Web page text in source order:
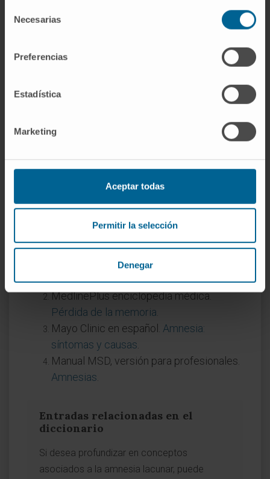
Necesarias
Preferencias
Estadística
Marketing
Aceptar todas
Permitir la selección
Denegar
impide la consolidación de los recuerdos
correspondientes a ese intervalo. La persona
normalidad durante la intoxicación y, sin
¿Puede repetirse?
Si la causa persiste, sí. Las lagunas epilépticas
se repiten con cada crisis no controlada. Las
lagunas etílicas reaparecen con el consumo
un traumatismo craneal, en cambio, no tiene
por qué volver a producirse.
Referencias
Manual MSD, versión para público
general.Amnesia.
MedlinePlus enciclopedia médica.
Pérdida de la memoria
Mayo Clinic en español. Amnesia:
síntomas y causas
Manual MSD, versión para profesionales.
Amnesias
Entradas relacionadas en el
diccionario
Si desea profundizar en conceptos
asociados a la amnesia lacunar, puede